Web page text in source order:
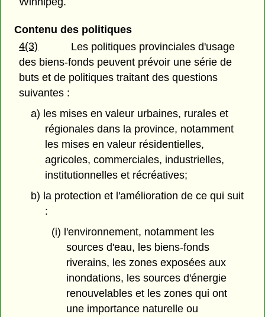
Contenu des politiques
4(3)
Les politiques provinciales d'usage
des biens-fonds peuvent prévoir une série de
buts et de politiques traitant des questions
suivantes :
a) les mises en valeur urbaines, rurales et
régionales dans la province, notamment
les mises en valeur résidentielles,
agricoles, commerciales, industrielles,
institutionnelles et récréatives;
b) la protection et l'amélioration de ce qui suit
:
(i) l'environnement, notamment les
sources d'eau, les biens-fonds
riverains, les zones exposées aux
inondations, les sources d'énergie
renouvelables et les zones qui ont
une importance naturelle ou